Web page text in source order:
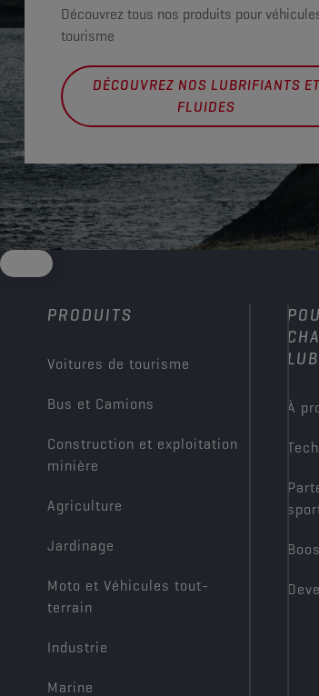
Découvrez tous nos produits pour
tourisme
DÉCOUVREZ NOS LUBRIFIANTS
FLUIDES
PRODUITS
Voitures de tourisme
Bus et Camions
Construction et exploitation
minière
Agriculture
Jardinage
Moto et Véhicules tout-
terrain
Industrie
Marine
À